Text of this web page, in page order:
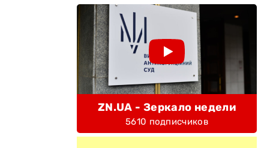
ZN.UA - Зеркало недели
5610 подписчиков